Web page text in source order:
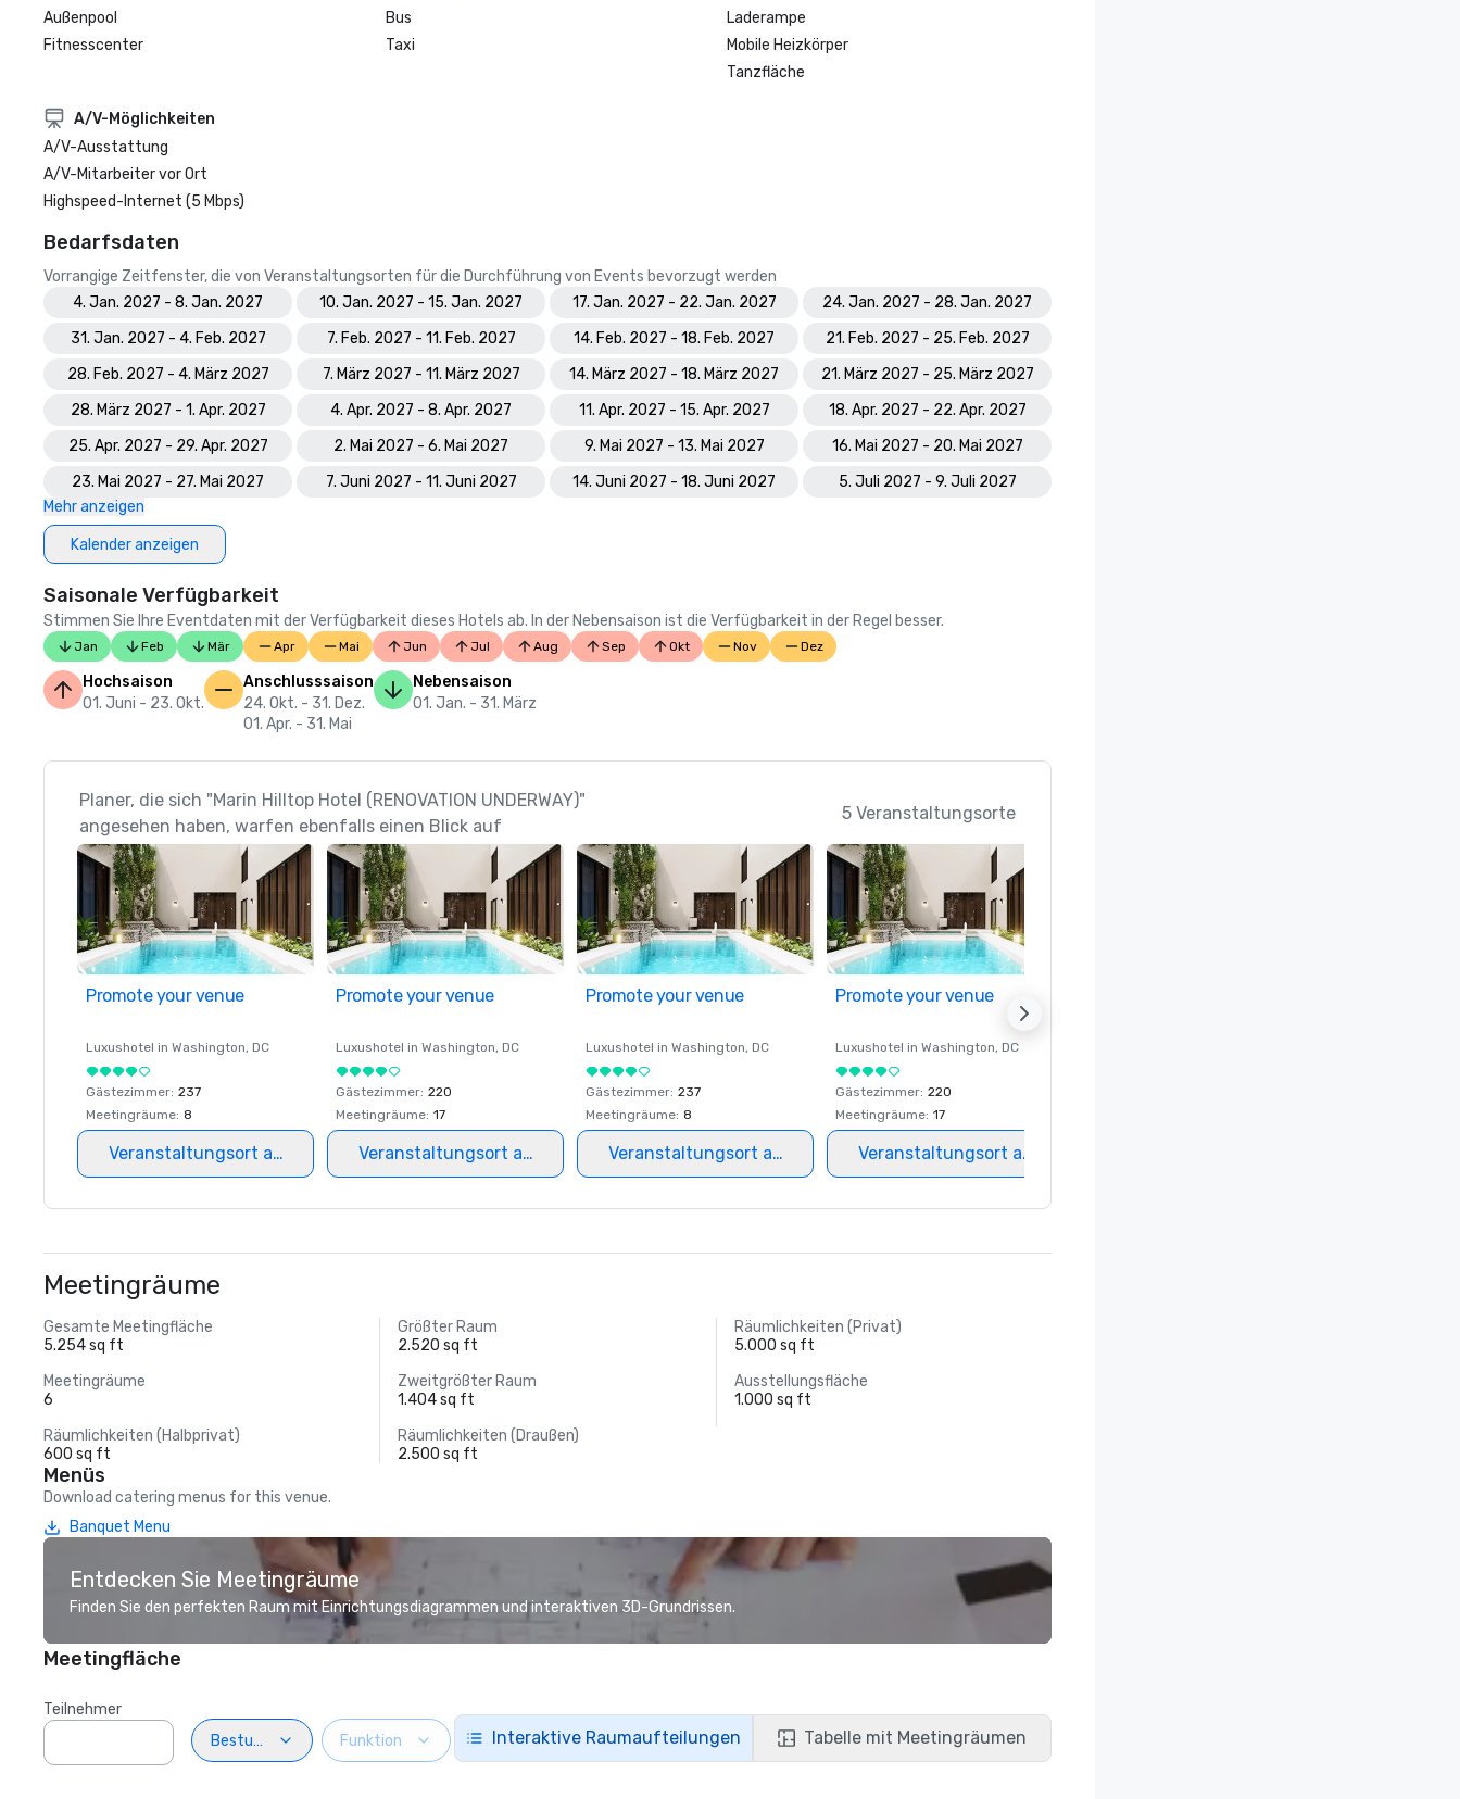
Außenpool
Fitnesscenter
Bus
Taxi
Laderampe
Mobile Heizkörper
Tanzfläche
A/V-Möglichkeiten
A/V-Ausstattung
A/V-Mitarbeiter vor Ort
Highspeed-Internet (5 Mbps)
Bedarfsdaten
Vorrangige Zeitfenster, die von Veranstaltungsorten für die Durchführung von Events bevorzugt werden
4. Jan. 2027 - 8. Jan. 2027
10. Jan. 2027 - 15. Jan. 2027 17. Jan. 2027 - 22. Jan. 2027
24. Jan. 2027 - 28. Jan. 2027
31. Jan. 2027 - 4. Feb. 2027
7. Feb. 2027 - 11. Feb. 2027 14. Feb. 2027 - 18. Feb. 2027
21. Feb. 2027 - 25. Feb. 2027
28. Feb. 2027 - 4. März 2027
7. März 2027 - 11. März 2027 14. März 2027 - 18. März 2027
21. März 2027 - 25. März 2027
28. März 2027 - 1. Apr. 2027
4. Apr. 2027 - 8. Apr. 2027 11. Apr. 2027 - 15. Apr. 2027
18. Apr. 2027 - 22. Apr. 2027
25. Apr. 2027 - 29. Apr. 2027
2. Mai 2027 - 6. Mai 2027 9. Mai 2027 - 13. Mai 2027
16. Mai 2027 - 20. Mai 2027
23. Mai 2027 - 27. Mai 2027
7. Juni 2027 - 11. Juni 2027 14. Juni 2027 - 18. Juni 2027
5. Juli 2027 - 9. Juli 2027
Mehr anzeigen
Kalender anzeigen
Saisonale Verfügbarkeit
Stimmen Sie Ihre Eventdaten mit der Verfügbarkeit dieses Hotels ab. In der Nebensaison ist die Verfügbarkeit in der Regel besser.
Jan Feb Mär Apr Mai Jun Jul Aug Sep Okt Nov Dez
Hochsaison
01. Juni - 23. Okt.
Anschlusssaison
24. Okt. - 31. Dez.
01. Apr. - 31. Mai
Nebensaison
01. Jan. - 31. März
Planer, die sich "Marin Hilltop Hotel (RENOVATION UNDERWAY)"
angesehen haben, warfen ebenfalls einen Blick auf
5 Veranstaltungsorte
Promote your venue
Luxushotel in Washington, DC
Gästezimmer: 237
Meetingräume: 8
Veranstaltungsort auswählen
Promote your venue
Luxushotel in Washington, DC
Gästezimmer: 220
Meetingräume: 17
Veranstaltungsort auswählen
Promote your venue
Luxushotel in Washington, DC
Gästezimmer: 237
Meetingräume: 8
Veranstaltungsort auswählen
Promote your venue
Luxushotel in Washington, DC
Gästezimmer: 220
Meetingräume: 17
Veranstaltungsort auswählen
Meetingräume
Gesamte Meetingfläche
5.254 sq ft
Größter Raum
2.520 sq ft
Räumlichkeiten (Privat)
5.000 sq ft
Meetingräume
6
Zweitgrößter Raum
1.404 sq ft
Ausstellungsfläche
1.000 sq ft
Räumlichkeiten (Halbprivat)
600 sq ft
Räumlichkeiten (Draußen)
2.500 sq ft
Menüs
Download catering menus for this venue.
Banquet Menu
Entdecken Sie Meetingräume
Finden Sie den perfekten Raum mit Einrichtungsdiagrammen und interaktiven 3D-Grundrissen.
Meetingfläche
Teilnehmer
Bestuhlung
Funktion Interaktive Raumaufteilungen Tabelle mit Meetingräumen